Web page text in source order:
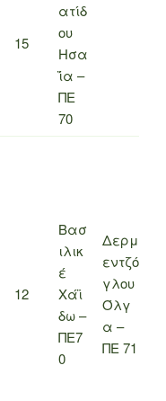
15
ατίδ
ου
Ησα
ΐα –
ΠΕ
70
12
Βασ
ιλικ
έ
Χάϊ
δω –
ΠΕ7
0
Δερμ
εντζό
γλου
Όλγ
α –
ΠΕ 71